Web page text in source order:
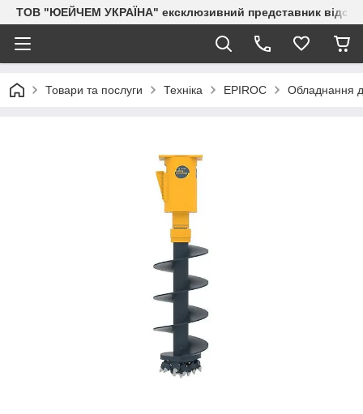
ТОВ "ЮЕЙЧЕМ УКРАЇНА" ексклюзивний представник відомих
Товари та послуги Техніка EPIROC Обладнання